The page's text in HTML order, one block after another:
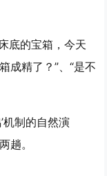
底的宝箱，今天
成精了？”、“是不
机制的自然演
趟。